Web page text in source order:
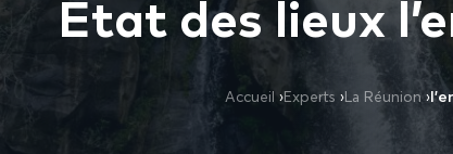
Etat des lieux
Accueil ›Experts › La Réunion ›